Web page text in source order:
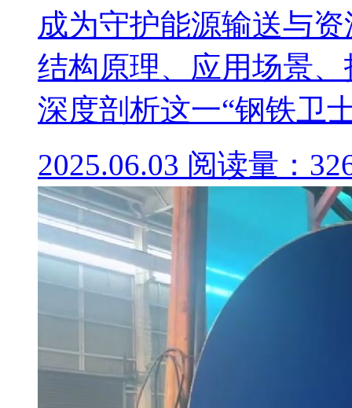
成为守护能源输送与
结构原理、应用场景
深度剖析这一“钢铁卫
2025.06.03 阅读量：